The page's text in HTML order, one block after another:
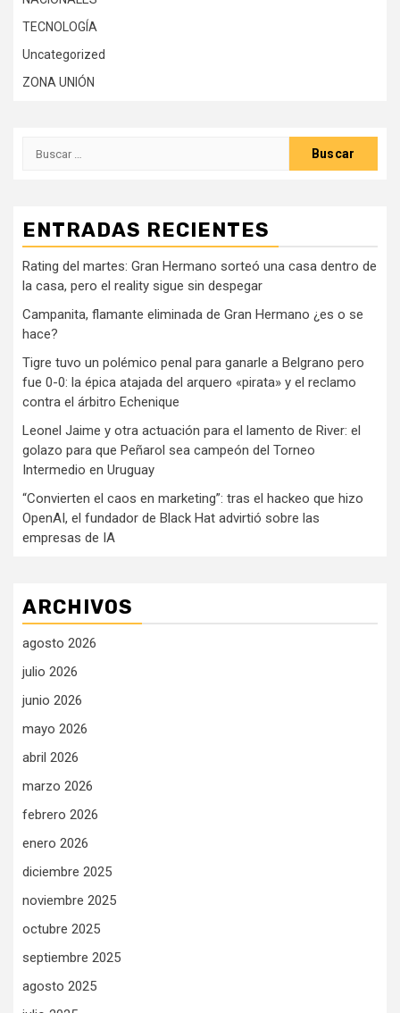
TECNOLOGÍA
Uncategorized
ZONA UNIÓN
Buscar:
ENTRADAS RECIENTES
Rating del martes: Gran Hermano sorteó una casa dentro de
la casa, pero el reality sigue sin despegar
Campanita, flamante eliminada de Gran Hermano ¿es o se
hace?
Tigre tuvo un polémico penal para ganarle a Belgrano pero
fue 0-0: la épica atajada del arquero «pirata» y el reclamo
contra el árbitro Echenique
Leonel Jaime y otra actuación para el lamento de River: el
golazo para que Peñarol sea campeón del Torneo
Intermedio en Uruguay
“Convierten el caos en marketing”: tras el hackeo que hizo
OpenAI, el fundador de Black Hat advirtió sobre las
empresas de IA
ARCHIVOS
agosto 2026
julio 2026
junio 2026
mayo 2026
abril 2026
marzo 2026
febrero 2026
enero 2026
diciembre 2025
noviembre 2025
octubre 2025
septiembre 2025
agosto 2025